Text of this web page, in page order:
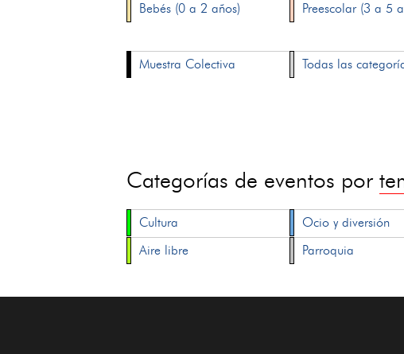
Bebés (0 a 2 años) Preescolar (3 a 5
Muestra Colectiva
Todas las
Categorías de eventos por
Cultura Ocio y diversión
Aire libre
Parroquia